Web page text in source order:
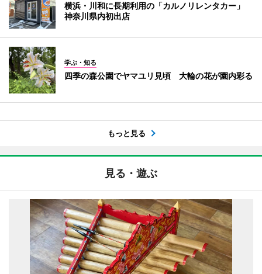
横浜・川和に長期利用の「カルノリレンタカー」
神奈川県内初出店
学ぶ・知る
四季の森公園でヤマユリ見頃 大輪の花が園内彩る
もっと見る
見る・遊ぶ